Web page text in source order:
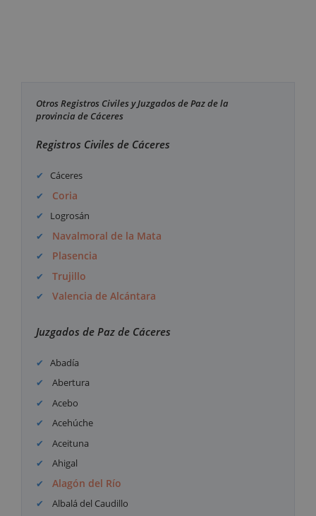
Otros Registros Civiles y Juzgados de Paz de la
provincia de Cáceres
Registros Civiles de Cáceres
Cáceres
Coria
Logrosán
Navalmoral de la Mata
Plasencia
Trujillo
Valencia de Alcántara
Juzgados de Paz de Cáceres
Abadía
Abertura
Acebo
Acehúche
Aceituna
Ahigal
Alagón del Río
Albalá del Caudillo